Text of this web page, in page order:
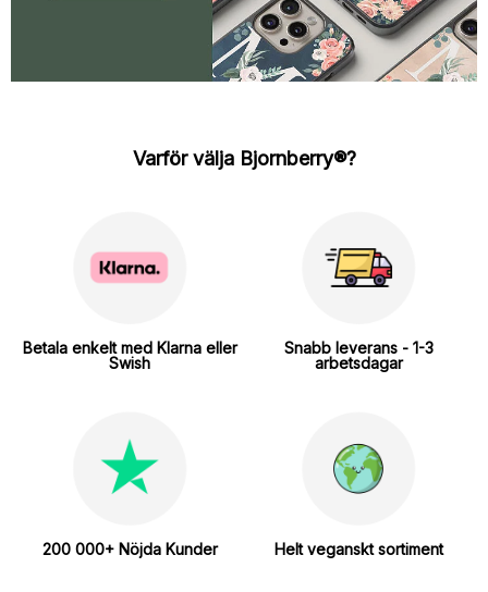
Varför välja Bjornberry®?
Betala enkelt med Klarna eller
Swish
Snabb leverans - 1-3
arbetsdagar
200 000+ Nöjda Kunder Helt veganskt sortiment